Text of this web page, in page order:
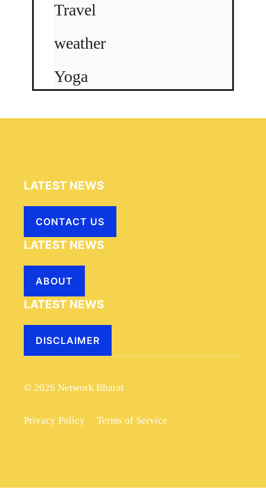
Travel
weather
Yoga
LATEST NEWS
CONTACT US
LATEST NEWS
ABOUT
LATEST NEWS
DISCLAIMER
© 2026 Network Bharat
Privacy Policy Terms of Service